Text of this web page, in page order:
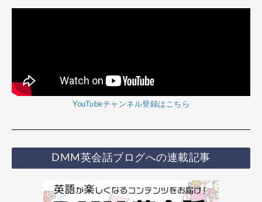
YouTubeチャンネル登録はこちら
DMM英会話ブログへの連載記事